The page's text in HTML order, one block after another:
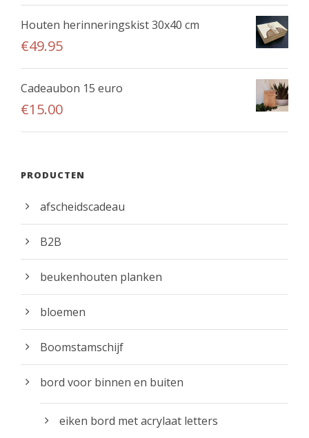
k
l
s
s
9
9
.
9
5
k
l
s
€
8
9
5
t
t
€
2
4
.
9
Houten herinneringskist 30x40 cm
€49.95
Cadeaubon 15 euro
€15.00
PRODUCTEN
afscheidscadeau
B2B
beukenhouten planken
bloemen
Boomstamschijf
bord voor binnen en buiten
eiken bord met acrylaat letters